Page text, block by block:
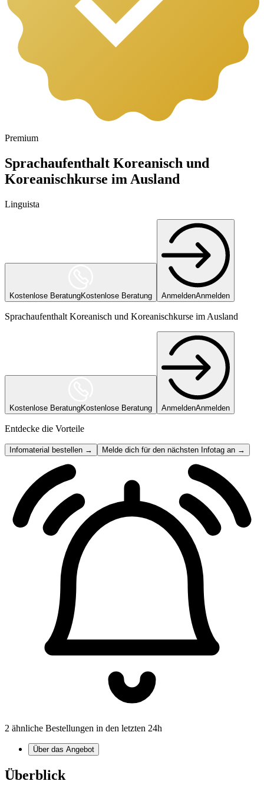
Premium
Sprachaufenthalt Koreanisch und
Koreanischkurse im Ausland
Linguista
Kostenlose BeratungKostenlose Beratung AnmeldenAnmelden
Sprachaufenthalt Koreanisch und Koreanischkurse im Ausland
Kostenlose BeratungKostenlose Beratung AnmeldenAnmelden
Entdecke die Vorteile
Infomaterial bestellen → Melde dich für den nächsten Infotag an →
2 ähnliche Bestellungen in den letzten 24h
Über das Angebot
Überblick